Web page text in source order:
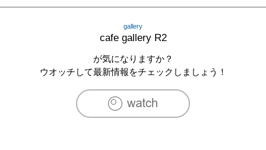
gallery
cafe gallery R2
が気になりますか？
ウオッチして最新情報をチェックしましょう！